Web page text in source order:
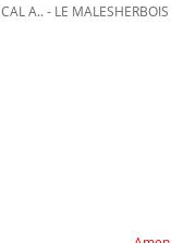
A.. - LE